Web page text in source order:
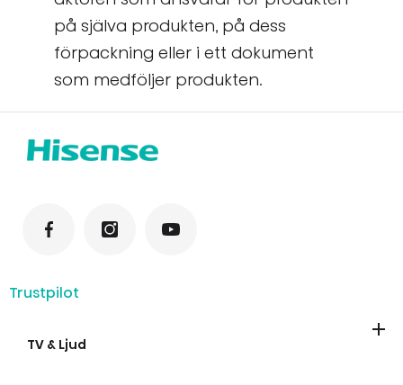
på själva produkten, på dess
förpackning eller i ett dokument
som medföljer produkten.
Trustpilot
TV & Ljud